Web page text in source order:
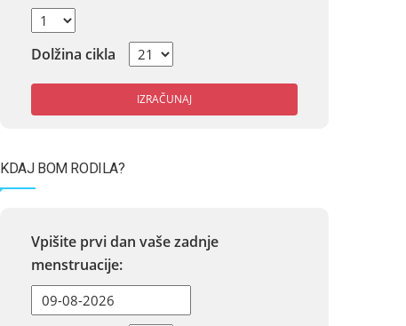
Dolžina cikla
IZRAČUNAJ
KDAJ BOM RODILA?
Vpišite prvi dan vaše zadnje
menstruacije: